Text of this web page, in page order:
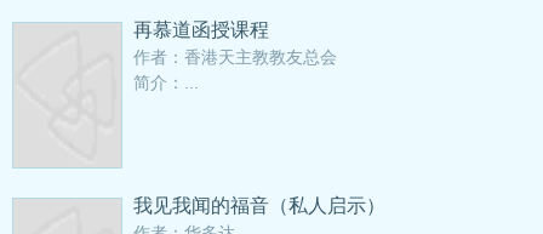
再慕道函授课程
作者：香港天主教教友总会
简介：...
我见我闻的福音（私人启示）